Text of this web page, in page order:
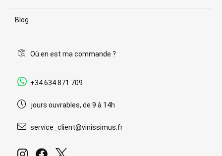
Blog
Où en est ma commande ?
+34 634 871 709
jours ouvrables, de 9 à 14h
service_client@vinissimus.fr